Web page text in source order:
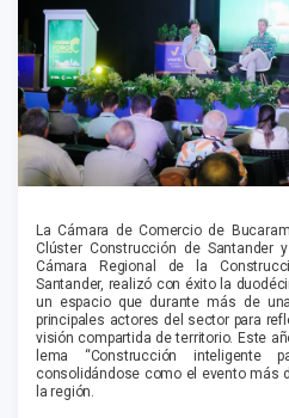
La Cámara de Comercio de
Clúster Construcción de Santander
Cámara Regional de la
Santander, realizó con éxito la
un espacio que durante más de
principales actores del sector para
visión compartida de territorio. Este
lema “Construcción inteligente
consolidándose como el evento más
la región.